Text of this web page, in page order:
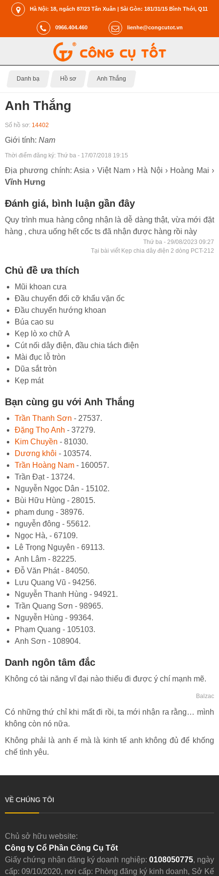
Hà Nội: 18, ngách 87/23 Tân Xuân | Sài Gòn: 181/31/15 Bình Thới, Q11
0966.404.460 lienhe@congcutot.vn
Danh bạ Hồ sơ Anh Thắng
Anh Thắng
Số hồ sơ: 14402
Giới tính: Nam
Thời điểm đăng ký: Thứ ba - 17/07/2018 19:15
Địa phương chính: Asia › Việt Nam › Hà Nội › Hoàng Mai ›
Vĩnh Hưng
Đánh giá, bình luận gần đây
Quy trình mua hàng công nhận là dễ dàng thật, vừa mới đặt
hàng , chưa uống hết cốc ts đã nhận được hàng rồi này
Thứ ba - 29/08/2023 09:27
Tại bài viết Kẹp chia dây điện 2 dòng PCT-212
Chủ đề ưa thích
Mũi khoan cưa
Đầu chuyển đổi cỡ khẩu vặn ốc
Đầu chuyển hướng khoan
Búa cao su
Kẹp lò xo chữ A
Cút nối dây điện, đầu chia tách điện
Mài đục lỗ tròn
Dũa sắt tròn
Kẹp mát
Bạn cùng gu với Anh Thắng
Trần Thanh Sơn - 27537.
Đặng Thọ Anh - 37279.
Kim Chuyền - 81030.
Dương khôi - 103574.
Trần Hoàng Nam - 160057.
Trần Đạt - 13724.
Nguyễn Ngọc Dân - 15102.
Bùi Hữu Hùng - 28015.
pham dung - 38976.
nguyễn đông - 55612.
Ngọc Hà, - 67109.
Lê Trọng Nguyên - 69113.
Anh Lâm - 82225.
Đỗ Văn Phát - 84050.
Lưu Quang Vũ - 94256.
Nguyễn Thanh Hùng - 94921.
Trần Quang Sơn - 98965.
Nguyễn Hùng - 99364.
Phạm Quang - 105103.
Anh Sơn - 108904.
Danh ngôn tâm đắc
Không có tài năng vĩ đại nào thiếu đi được ý chí mạnh mẽ.
Balzac
Có những thứ chỉ khi mất đi rồi, ta mới nhận ra rằng… mình
không còn nó nữa.
Không phải là anh ế mà là kinh tế anh không đủ để khống
chế tình yêu.
VỀ CHÚNG TÔI
Chủ sở hữu website:
Công ty Cổ Phần Công Cụ Tốt
Giấy chứng nhận đăng ký doanh nghiệp: 0108050775, ngày
cấp: 09/10/2020, nơi cấp: Phòng đăng ký kinh doanh, Sở Kế